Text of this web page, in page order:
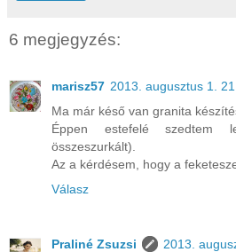
6 megjegyzés:
marisz57 2013. augusztus 1.
Ma már késő van granita
Éppen estefelé szedtem
összeszurkált).
Az a kérdésem, hogy a
Válasz
Praliné Zsuzsi
2013.